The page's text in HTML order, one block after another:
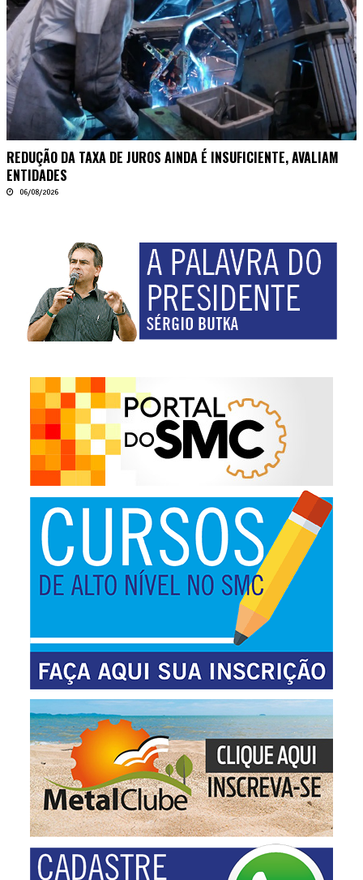
REDUÇÃO DA TAXA DE JUROS AINDA É INSUFICIENTE, AVALIAM
ENTIDADES
06/08/2026